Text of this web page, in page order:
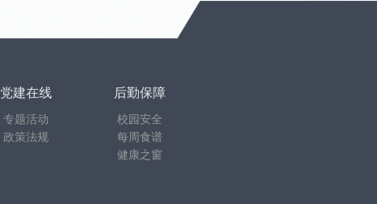
党建在线
专题活动
政策法规
后勤保障
校园安全
每周食谱
健康之窗